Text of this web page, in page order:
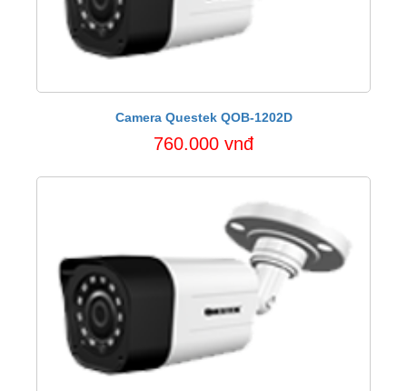
Camera Questek QOB-1202D
760.000 vnđ